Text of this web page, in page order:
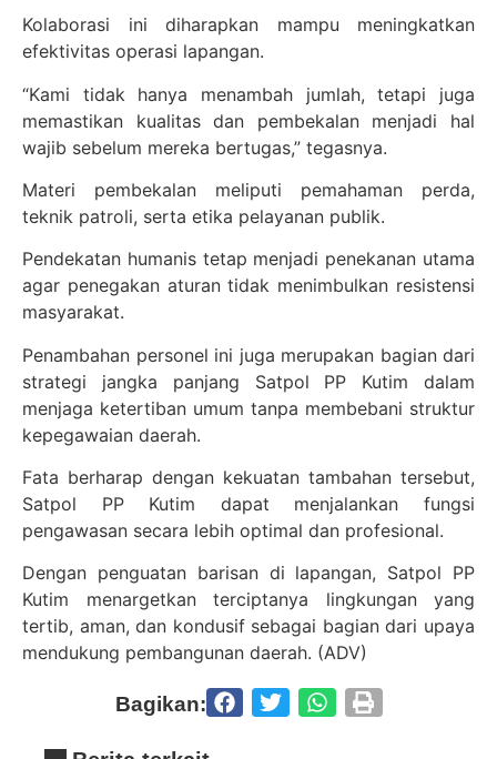
Kolaborasi ini diharapkan mampu meningkatkan
efektivitas operasi lapangan.
“Kami tidak hanya menambah jumlah, tetapi juga
memastikan kualitas dan pembekalan menjadi hal
wajib sebelum mereka bertugas,” tegasnya.
Materi pembekalan meliputi pemahaman perda,
teknik patroli, serta etika pelayanan publik.
Pendekatan humanis tetap menjadi penekanan utama
agar penegakan aturan tidak menimbulkan resistensi
masyarakat.
Penambahan personel ini juga merupakan bagian dari
strategi jangka panjang Satpol PP Kutim dalam
menjaga ketertiban umum tanpa membebani struktur
kepegawaian daerah.
Fata berharap dengan kekuatan tambahan tersebut,
Satpol PP Kutim dapat menjalankan fungsi
pengawasan secara lebih optimal dan profesional.
Dengan penguatan barisan di lapangan, Satpol PP
Kutim menargetkan terciptanya lingkungan yang
tertib, aman, dan kondusif sebagai bagian dari upaya
mendukung pembangunan daerah. (ADV)
Bagikan: